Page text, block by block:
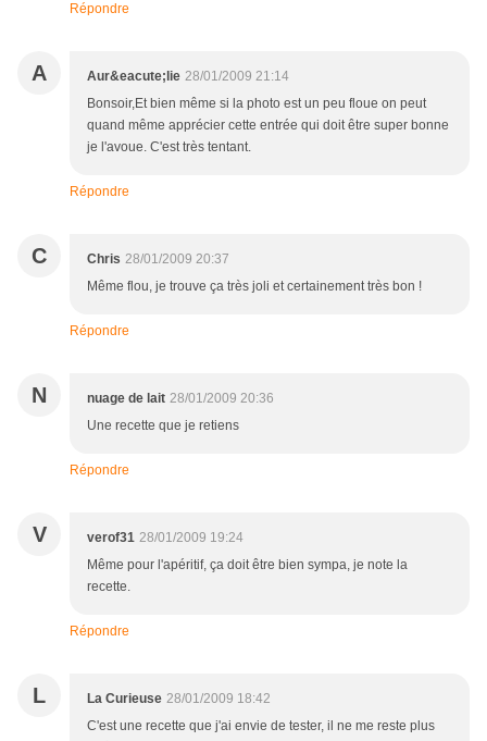
Répondre
A Aur&eacute;lie 28/01/2009 21:14
Bonsoir,Et bien même si la photo est un peu floue on peut
quand même apprécier cette entrée qui doit être super bonne
je l'avoue. C'est très tentant.
Répondre
C Chris 28/01/2009 20:37
Même flou, je trouve ça très joli et certainement très bon !
Répondre
N nuage de lait 28/01/2009 20:36
Une recette que je retiens
Répondre
V verof31 28/01/2009 19:24
Même pour l'apéritif, ça doit être bien sympa, je note la
recette.
Répondre
L La Curieuse 28/01/2009 18:42
C'est une recette que j'ai envie de tester, il ne me reste plus